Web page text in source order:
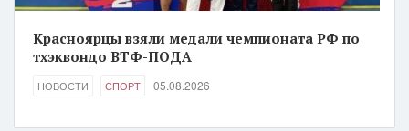
Красноярцы взяли медали чемпионата РФ по
тхэквондо ВТФ-ПОДА
НОВОСТИ СПОРТ 05.08.2026